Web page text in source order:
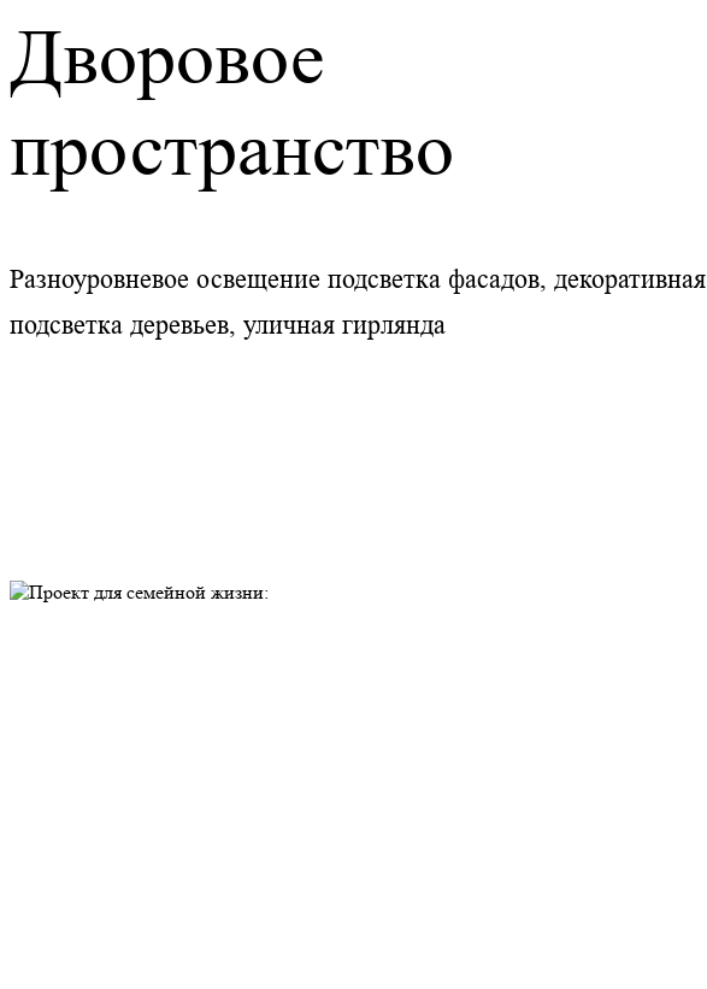
Дворовое
пространство
Разноуровневое освещение подсветка фасадов, декоративная
подсветка деревьев, уличная гирлянда